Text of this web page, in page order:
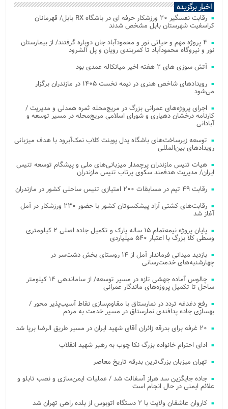
اخبار برگزیده
رقابت نفسگیر ۲۰ ورزشکار حرفه ای در باشگاه RX بابل/ قهرمانان
کراسفیت شهرستان بابل مشخص شدند
۴ پروژه مهم و حیاتی نور و محمودآباد جان دوباره گرفتند/ از بیمارستان
نور و نیروگاه محمودآباد تا کمربندی رویان و پل آلشرود
آتش‌ سوزی‌ های ۲ هفته اخیر میانکاله عمدی بود
رویدادهای شاخص هنری در نیمه نخست ۱۴۰۵ در مازندران برگزار
می‌شود
اجرای پروژه‌های عمرانی بزرگ در مریج‌محله ثمره همدلی و مدیریت /
کارنامه درخشان دهیاری و شورای اسلامی مریج‌محله در مسیر توسعه و
آبادانی
توسعه زیرساخت‌های باشگاه پدل پوینت کلاب نمک‌آبرود با هدف میزبانی
رویدادهای بین‌المللی
هیات تنیس مازندران پرچمدار میزبانی‌های ملی و پیشگام توسعه تنیس
ایران/ مدیریت هدفمند سکوی پرتاب تنیس مازندران
رقابت ۴۹ تیم در مسابقات ۲۰۰ امتیازی تنیس ساحلی کشور در مازندران
رقابت‌های کشتی آزاد پیشکسوتان کشور با حضور ۲۳۰ ورزشکار در آمل
آغاز شد
پایان پروژه نیمه‌تمام ۱۵ ساله پارک و تکمیل جاده اصلی ۲ کیلومتری
وسطی کلا بزرگ با اعتبار ۵۴۰ میلیاردی
بازدید میدانی فرماندار آمل از ۱۴ روستای بخش دشت‌سر در
چهارشنبه‌های خدمت‌رسانی
چالوس آماده جهشی تازه در مسیر توسعه/ از ساماندهی ۱۴ کیلومتر
ساحل تا تکمیل پروژه‌های ماندگار عمرانی
رفع دغدغه تردد در نمارستاق با مقاوم‌سازی نقاط آسیب‌پذیر محور /
بهسازی جاده پدافندی نمارستاق در مسیر خدمت به مردم
۲۰ غرفه برای بدرقه زائران آقای شهید ایران در مسیر طریق الرضا برپا شد
ادای احترام خانواده بزرگ نکا چوب به رهبر شهید انقلاب
تهران میزبان بزرگ‌ترین بدرقه تاریخ معاصر
جاده جایگزین سد هراز آسفالت شد / عملیات ایمن‌سازی و نصب تابلو و
علائم ایمنی در حال انجام است
کاروان عاشقان ولایت با ۲ دستگاه اتوبوس از بلده راهی تهران شد